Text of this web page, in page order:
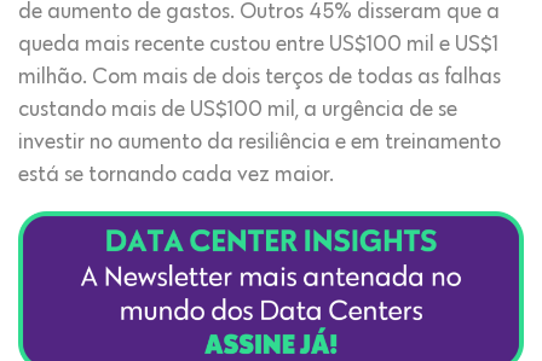
de aumento de gastos. Outros 45% disseram que a
queda mais recente custou entre US$100 mil e US$1
milhão. Com mais de dois terços de todas as falhas
custando mais de US$100 mil, a urgência de se
investir no aumento da resiliência e em treinamento
está se tornando cada vez maior.